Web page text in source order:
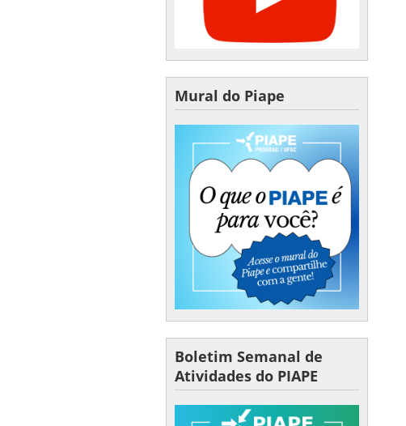
Mural do Piape
Boletim Semanal de
Atividades do PIAPE